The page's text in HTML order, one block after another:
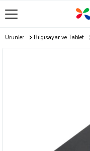
Ürünler Bilgisayar ve Tablet